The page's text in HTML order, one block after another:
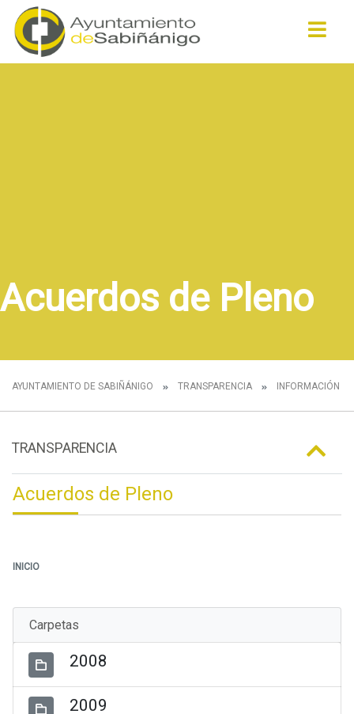
Acuerdos de Pleno
AYUNTAMIENTO DE SABIÑÁNIGO TRANSPARENCIA INFORMACIÓN
TRANSPARENCIA
Acuerdos de Pleno
INICIO
Carpetas
2008
2009